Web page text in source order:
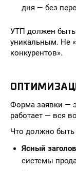
дня — без
УТП должен
уникальным. Не
конкурентов».
Форма заявки —
работает — вся
Что должно быть
Ясный
системы